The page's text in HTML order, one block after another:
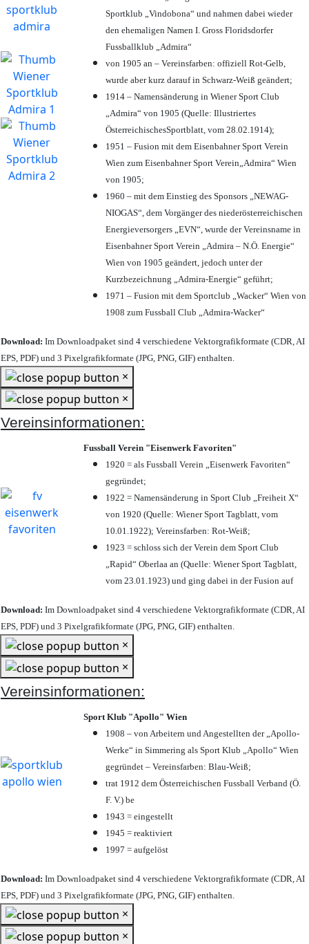
Sportklub „Vindobona“ und nahmen dabei wieder
den ehemaligen Namen I. Gross Floridsdorfer
Fussballklub „Admira“
von 1905 an – Vereinsfarben: offiziell Rot-Gelb,
wurde aber kurz darauf in Schwarz-Weiß geändert;
1914 – Namensänderung in Wiener Sport Club
„Admira“ von 1905 (Quelle: Illustriertes
ÖsterreichischesSportblatt, vom 28.02.1914);
1951 – Fusion mit dem Eisenbahner Sport Verein
Wien zum Eisenbahner Sport Verein„Admira“ Wien
von 1905;
1960 – mit dem Einstieg des Sponsors „NEWAG-
NIOGAS“, dem Vorgänger des niederösterreichischen
Energieversorgers „EVN“, wurde der Vereinsname in
Eisenbahner Sport Verein „Admira – N.Ö. Energie“
Wien von 1905 geändert, jedoch unter der
Kurzbezeichnung „Admira-Energie“ geführt;
1971 – Fusion mit dem Sportclub „Wacker“ Wien von
1908 zum Fussball Club „Admira-Wacker“
Download: Im Downloadpaket sind 4 verschiedene Vektorgrafikformate (CDR, AI
EPS, PDF) und 3 Pixelgrafikformate (JPG, PNG, GIF) enthalten.
×
×
Vereinsinformationen:
Fussball Verein "Eisenwerk Favoriten"
1920 = als Fussball Verein „Eisenwerk Favoriten“
gegründet;
1922 = Namensänderung in Sport Club „Freiheit X“
von 1920 (Quelle: Wiener Sport Tagblatt, vom
10.01.1922); Vereinsfarben: Rot-Weiß;
1923 = schloss sich der Verein dem Sport Club
„Rapid“ Oberlaa an (Quelle: Wiener Sport Tagblatt,
vom 23.01.1923) und ging dabei in der Fusion auf
Download: Im Downloadpaket sind 4 verschiedene Vektorgrafikformate (CDR, AI
EPS, PDF) und 3 Pixelgrafikformate (JPG, PNG, GIF) enthalten.
×
×
Vereinsinformationen:
Sport Klub "Apollo" Wien
1908 – von Arbeitern und Angestellten der „Apollo-
Werke“ in Simmering als Sport Klub „Apollo“ Wien
gegründet – Vereinsfarben: Blau-Weiß;
trat 1912 dem Österreichischen Fussball Verband (Ö.
F. V.) be
1943 = eingestellt
1945 = reaktiviert
1997 = aufgelöst
Download: Im Downloadpaket sind 4 verschiedene Vektorgrafikformate (CDR, AI
EPS, PDF) und 3 Pixelgrafikformate (JPG, PNG, GIF) enthalten.
×
×